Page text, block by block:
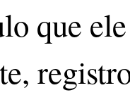
que